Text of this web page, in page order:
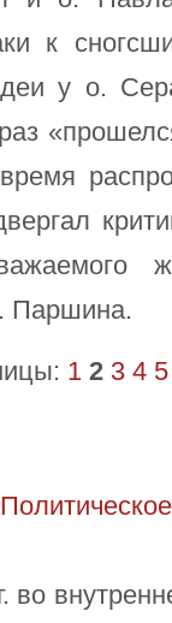
к
у о.
Паршина.
1 2 3 4 5